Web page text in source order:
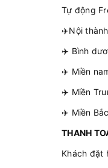
Tự động
✈️Nội
✈️ Bình
✈️ Miền
✈️ Miền
✈️ Miền
THANH
Khách đặt